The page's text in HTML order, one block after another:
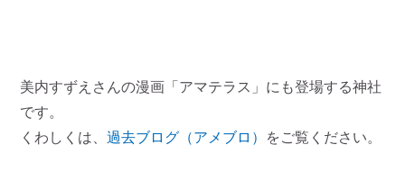
美内すずえさんの漫画「アマテラス」にも登場する神社
です。
くわしくは、過去ブログ（アメブロ） をご覧ください。